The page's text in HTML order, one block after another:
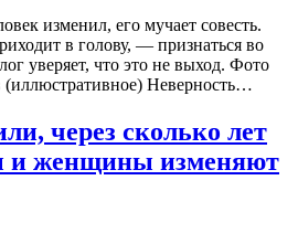
изменил, его мучает совесть.
в голову, — признаться во
уверяет, что это не выход. Фото
(иллюстративное) Неверность…
через сколько лет
и женщины изменяют